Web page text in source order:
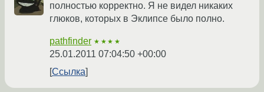
полностью корректно. Я не видел никаких
глюков, которых в Эклипсе было полно.
pathfinder ★★★★
25.01.2011 07:04:50 +00:00
Ссылка